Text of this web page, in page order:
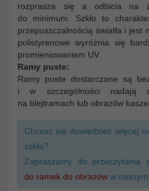
rozprasza się a odbicia na
do minimum. Szkło to
przepuszczalnością światła i jest
polistyrenowe wyróżnia się
promieniowaniem UV.
Ramy puste:
Ramy puste dostarczane są
i w szczególności nadają
na blejtramach lub obrazów
Chcesz się dowiedzieć więcej
szkła?
Zapraszamy do przeczytania
do ramek do obrazów w